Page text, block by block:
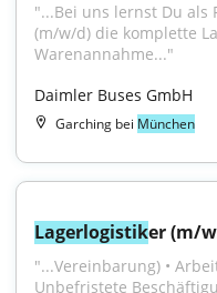
"...Bei uns lernst Du als
(m/w/d) die komplette
Warenannahme..."
Daimler Buses GmbH
Garching bei München
Lagerlogistiker (m/
"...Vereinbarung) •